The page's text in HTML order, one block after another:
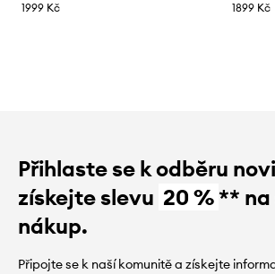
1999 Kč
1899 Kč
Přihlaste se k odběru
získejte slevu 20 %** na
nákup.
Připojte se k naší komunitě a získejte